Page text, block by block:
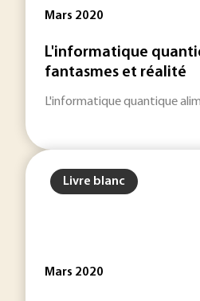
Mars 2020
L'informatique
fantasmes et réalité
L'informatique quantique
Livre blanc
Mars 2020